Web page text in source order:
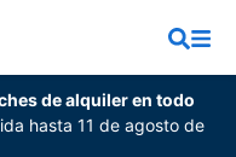
de alquiler en todo
hasta 11 de agosto de